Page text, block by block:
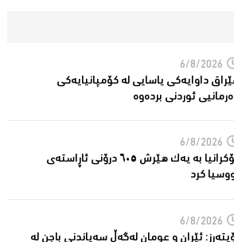
6/8/2026
داوایەکی یاسایی لە کۆمپانیایه‌كی
ئوردنی بردەوە
6/8/2026
ئۆکرانیا بە یەک هێرش ٦٠٥ درۆنی ئاڕاستەى
کرد
6/8/2026
ئێران و عومان لەگەڵ سەپاندنی باجن لە